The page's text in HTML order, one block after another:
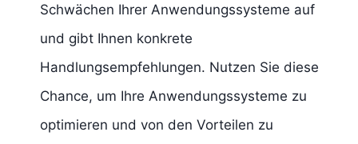
Schwächen Ihrer Anwendungssysteme auf
und gibt Ihnen konkrete
Handlungsempfehlungen. Nutzen Sie diese
Chance, um Ihre Anwendungssysteme zu
optimieren und von den Vorteilen zu